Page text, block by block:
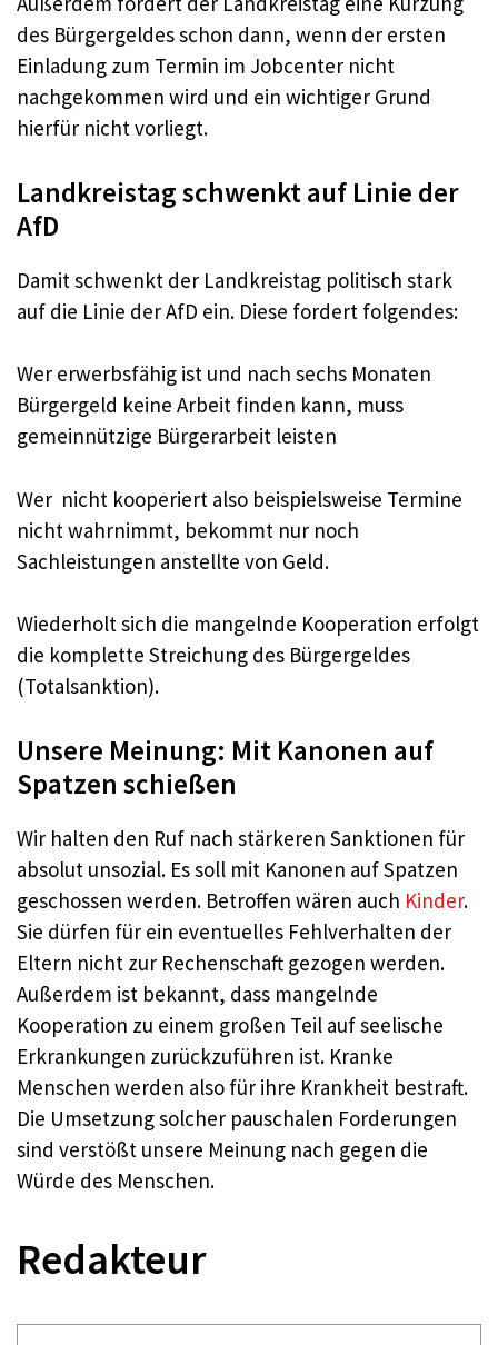
des Bürgergeldes schon dann, wenn der ersten
Einladung zum Termin im Jobcenter nicht
nachgekommen wird und ein wichtiger Grund
hierfür nicht vorliegt.
Landkreistag schwenkt auf Linie der
AfD
Damit schwenkt der Landkreistag politisch stark
auf die Linie der AfD ein. Diese fordert folgendes:
Wer erwerbsfähig ist und nach sechs Monaten
Bürgergeld keine Arbeit finden kann, muss
gemeinnützige Bürgerarbeit leisten
Wer nicht kooperiert also beispielsweise Termine
nicht wahrnimmt, bekommt nur noch
Sachleistungen anstellte von Geld.
Wiederholt sich die mangelnde Kooperation erfolgt
die komplette Streichung des Bürgergeldes
(Totalsanktion).
Unsere Meinung: Mit Kanonen auf
Spatzen schießen
Wir halten den Ruf nach stärkeren Sanktionen für
absolut unsozial. Es soll mit Kanonen auf Spatzen
geschossen werden. Betroffen wären auch Kinder.
Sie dürfen für ein eventuelles Fehlverhalten der
Eltern nicht zur Rechenschaft gezogen werden.
Außerdem ist bekannt, dass mangelnde
Kooperation zu einem großen Teil auf seelische
Erkrankungen zurückzuführen ist. Kranke
Menschen werden also für ihre Krankheit bestraft.
Die Umsetzung solcher pauschalen Forderungen
sind verstößt unsere Meinung nach gegen die
Würde des Menschen.
Redakteur